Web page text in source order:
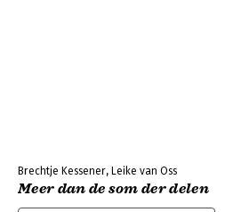
Brechtje Kessener, Leike van Oss
Meer dan de som der delen